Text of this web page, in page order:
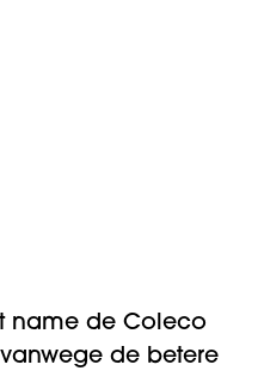
name de Coleco
de betere